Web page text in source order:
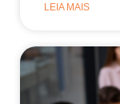
LEIA MAIS